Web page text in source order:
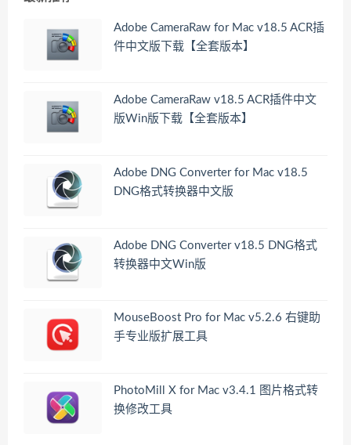
Adobe CameraRaw for Mac v18.5 ACR插
件中文版下载【全套版本】
Adobe CameraRaw v18.5 ACR插件中文
版Win版下载【全套版本】
Adobe DNG Converter for Mac v18.5
DNG格式转换器中文版
Adobe DNG Converter v18.5 DNG格式
转换器中文Win版
MouseBoost Pro for Mac v5.2.6 右键助
手专业版扩展工具
PhotoMill X for Mac v3.4.1 图片格式转
换修改工具